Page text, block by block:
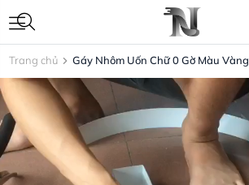
Trang chủ Gáy Nhôm Uốn Chữ 0 Gờ Màu Vàng